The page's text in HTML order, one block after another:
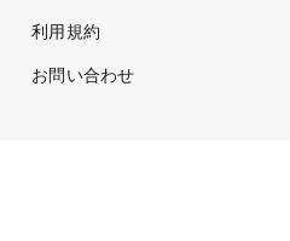
利用規約
お問い合わせ